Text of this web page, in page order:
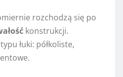
rozchodzą się po
konstrukcji.
łuki: półkoliste,